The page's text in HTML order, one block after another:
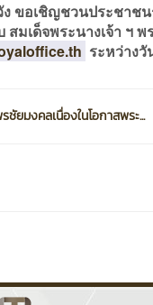
ชวนประชาชนร่วม
มเด็จพระนางเจ้า ฯ
ระหว่าง
ยมงคลเนื่องในโอกาสพระ...